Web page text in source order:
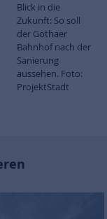
Blick in die
Zukunft: So soll
der Gothaer
Bahnhof nach der
Sanierung
aussehen. Foto:
ProjektStadt